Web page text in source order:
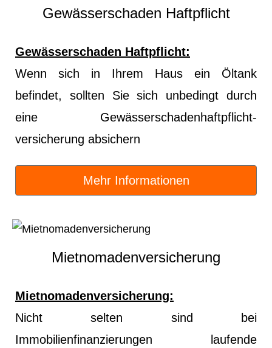
Gewässerschaden Haft­pflicht
Gewässerschaden Haft­pflicht:
Wenn sich in Ihrem Haus ein Öltank
befindet, sollten Sie sich unbedingt durch
eine Gewässerschadenhaftpflicht-
versicherung absichern
Mehr Informationen
Mietnomadenversicherung
Mietnomadenversicherung:
Nicht selten sind bei
Immobilienfinanzierungen laufende